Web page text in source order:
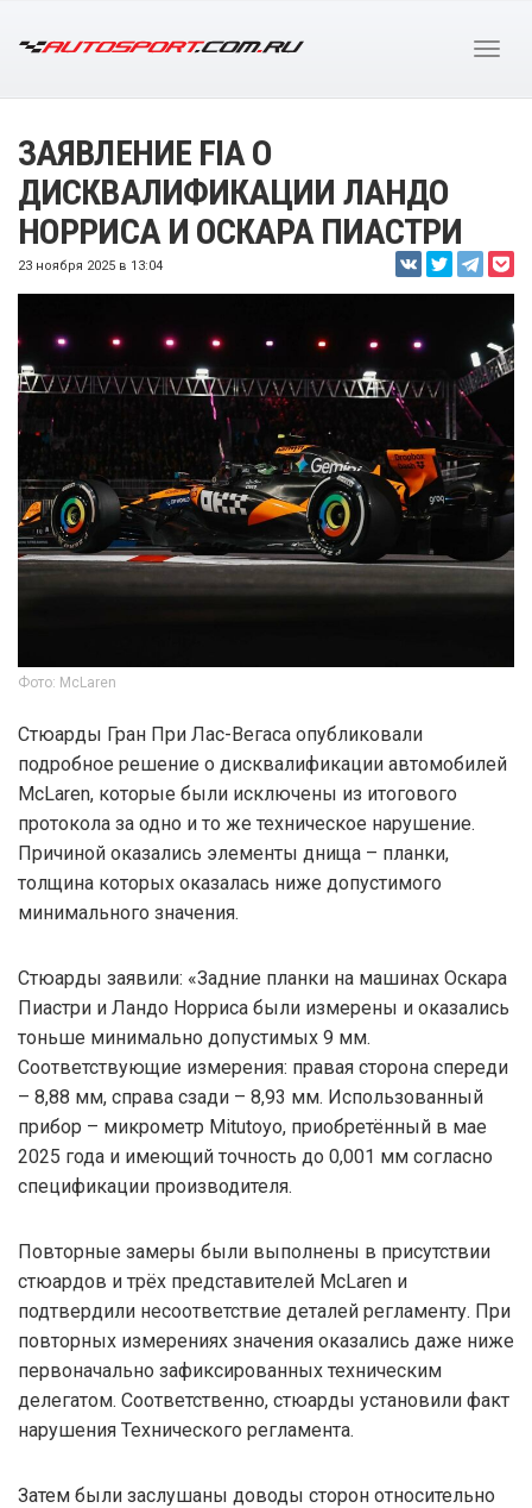
ЗАЯВЛЕНИЕ FIA О
ДИСКВАЛИФИКАЦИИ ЛАНДО
НОРРИСА И ОСКАРА ПИАСТРИ
23 ноября 2025 в 13:04
Фото: McLaren
Стюарды Гран При Лас-Вегаса опубликовали
подробное решение о дисквалификации автомобилей
McLaren, которые были исключены из итогового
протокола за одно и то же техническое нарушение.
Причиной оказались элементы днища – планки,
толщина которых оказалась ниже допустимого
минимального значения.
Стюарды заявили: «Задние планки на машинах Оскара
Пиастри и Ландо Норриса были измерены и оказались
тоньше минимально допустимых 9 мм.
Соответствующие измерения: правая сторона спереди
– 8,88 мм, справа сзади – 8,93 мм. Использованный
прибор – микрометр Mitutoyo, приобретённый в мае
2025 года и имеющий точность до 0,001 мм согласно
спецификации производителя.
Повторные замеры были выполнены в присутствии
стюардов и трёх представителей McLaren и
подтвердили несоответствие деталей регламенту. При
повторных измерениях значения оказались даже ниже
первоначально зафиксированных техническим
делегатом. Соответственно, стюарды установили факт
нарушения Технического регламента.
Затем были заслушаны доводы сторон относительно